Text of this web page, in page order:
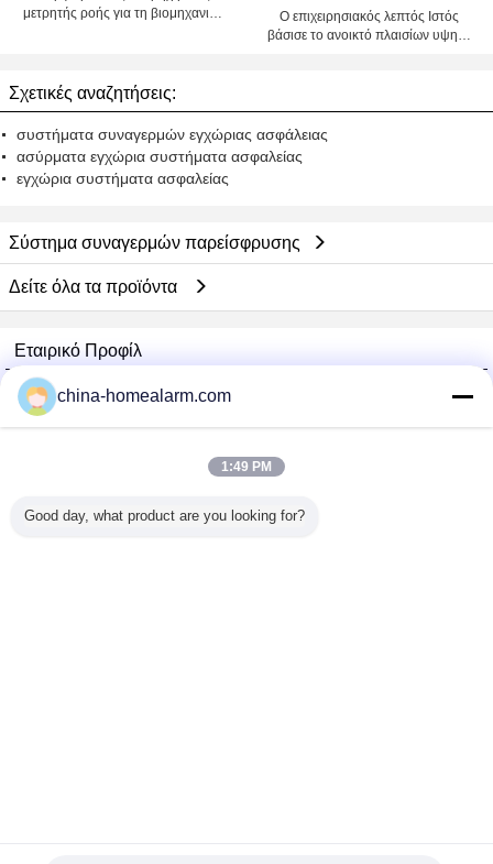
μετρητής ροής για τη βιομηχανική
Ο επιχειρησιακός λεπτός Ιστός
βάσισε το ανοικτό πλαισίων υψηλό
Σχετικές αναζητήσεις:
συστήματα συναγερμών εγχώριας ασφάλειας
ασύρματα εγχώρια συστήματα ασφαλείας
εγχώρια συστήματα ασφαλείας
Σύστημα συναγερμών παρείσφρυσης
Δείτε όλα τα προϊόντα
Εταιρικό Προφίλ
Alarms Series Technology Co., Limited
Verified προμηθευτές
Verified Suplier
china-homealarm.com
1:49 PM
Good day, what product are you looking for?